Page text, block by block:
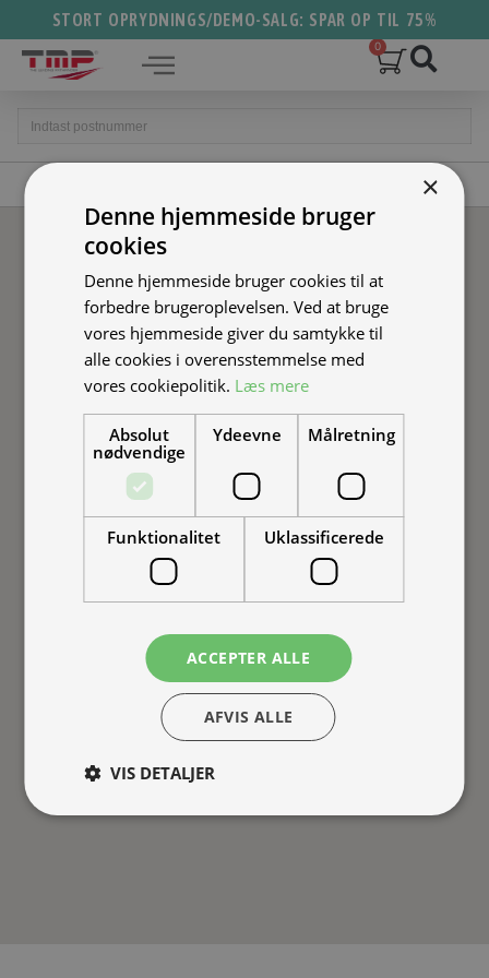
STORT OPRYDNINGS/DEMO-SALG: SPAR OP TIL 75%
×
Denne hjemmeside bruger
cookies
Denne hjemmeside bruger cookies til at
forbedre brugeroplevelsen. Ved at bruge
vores hjemmeside giver du samtykke til
alle cookies i overensstemmelse med
vores cookiepolitik. Læs mere
Absolut
nødvendige
Ydeevne Målretning
Funktionalitet Uklassificerede
ACCEPTER ALLE
AFVIS ALLE
VIS DETALJER